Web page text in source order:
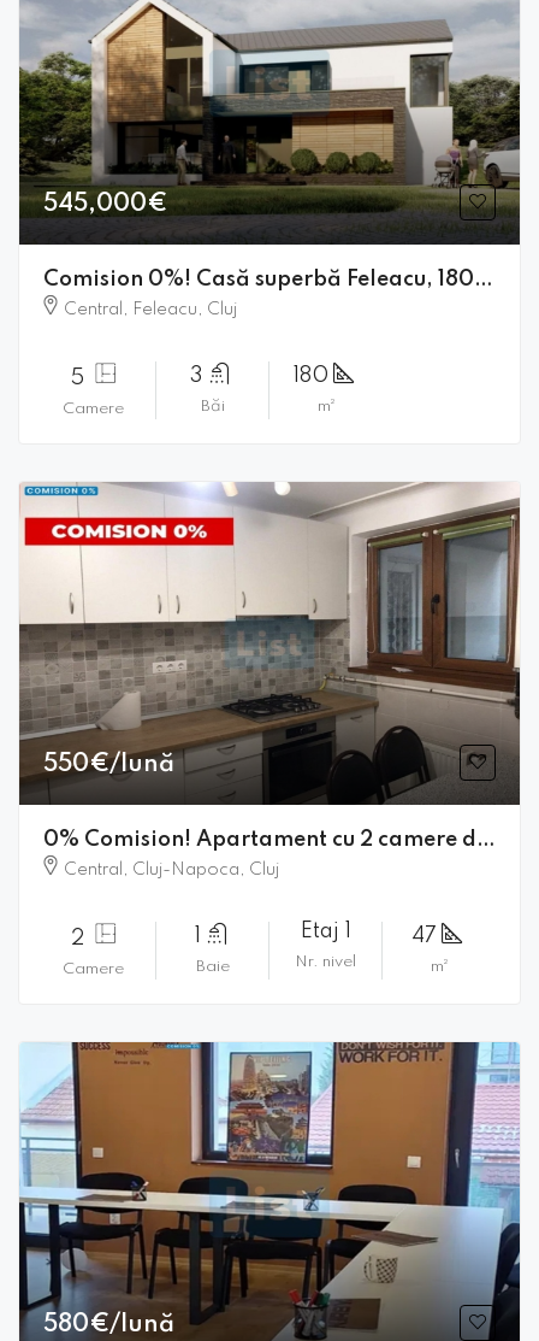
545,000€
Comision 0%! Casă superbă Feleacu, 180mp, finisată┃
Central, Feleacu, Cluj
5
Camere
3
Băi
180
m²
550€/lună
0% Comision! Apartament cu 2 camere de închiriat, Horea
Central, Cluj-Napoca, Cluj
2
Camere Baie
Etaj 1
Nr. nivel
47
m²
580€/lună